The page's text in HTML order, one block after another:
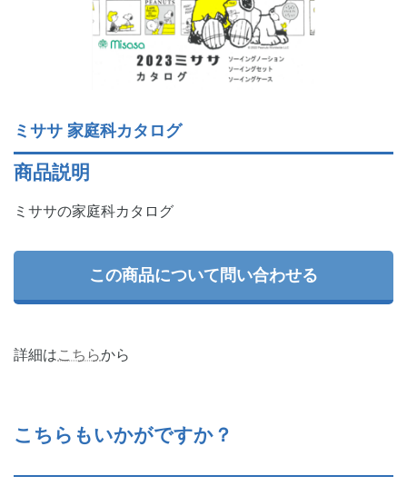
ミササ 家庭科カタログ
商品説明
ミササの家庭科カタログ
この商品について問い合わせる
詳細はこちらから
こちらもいかがですか？